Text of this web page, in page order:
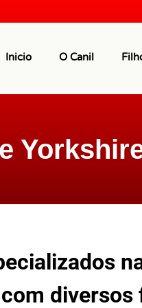
Inicio O Canil
diversos